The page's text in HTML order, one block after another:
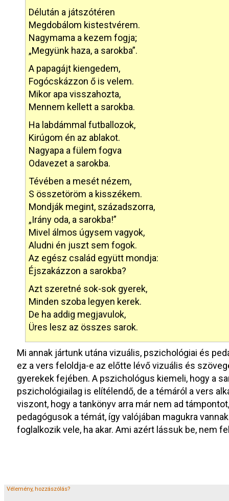
Délután a játszótéren
Megdobálom kistestvérem.
Nagymama a kezem fogja;
„Megyünk haza, a sarokba”.
A papagájt kiengedem,
Fogócskázzon ő is velem.
Mikor apa visszahozta,
Mennem kellett a sarokba.
Ha labdámmal futballozok,
Kirúgom én az ablakot.
Nagyapa a fülem fogva
Odavezet a sarokba.
Tévében a mesét nézem,
S összetöröm a kisszékem.
Mondják megint, századszorra,
„Irány oda, a sarokba!”
Mivel álmos úgysem vagyok,
Aludni én juszt sem fogok.
Az egész család együtt mondja:
Éjszakázzon a sarokba?
Azt szeretné sok-sok gyerek,
Minden szoba legyen kerek.
De ha addig megjavulok,
Üres lesz az összes sarok.
Mi annak jártunk utána vizuális, pszichológiai és
ez a vers feloldja-e az előtte lévő vizuális és
gyerekek fejében. A pszichológus kiemeli, hogy a
pszichológiailag is elítélendő, de a témáról a vers
viszont, hogy a tankönyv arra már nem ad
pedagógusok a témát, így valójában magukra
foglalkozik vele, ha akar. Ami azért lássuk be, nem
Vélemény, hozzászólás?